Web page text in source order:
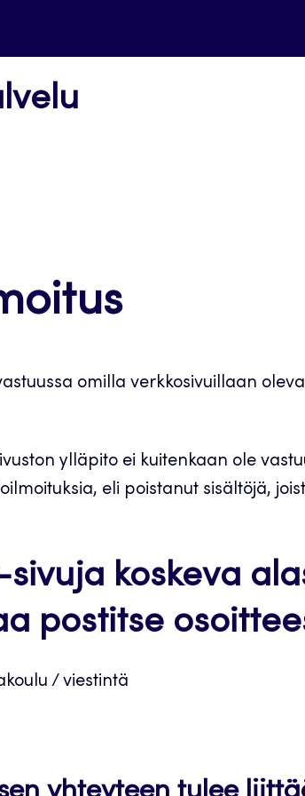
omilla verkkosivuillaan
ylläpito ei kuitenkaan ole
eli poistanut sisältöjä,
sivuja koskeva
postitse
/ viestintä